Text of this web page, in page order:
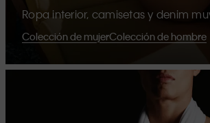
Ropa interior, camisetas y denim
Colección de mujerColección de hombre